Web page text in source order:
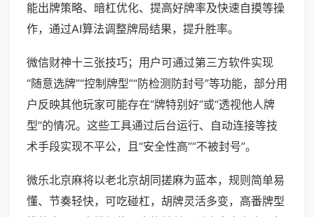
能出牌策略、暗杠优化、提高好牌率及快速自摸等操
作，通过AI算法调整牌局结果，提升胜率。
微信财神十三张技巧；用户可通过第三方软件实现
“随意选牌”“控制牌型”“防检测防封号”等功能，部分用
户反映其他玩家可能存在“牌特别好”或“透视他人牌
型”的情况。这些工具通过后台运行、自动连接等技
术手段实现不平公，且“安全性高”“不被封号”。
微乐北京麻将以老北京胡同搓麻为蓝本，规则简单易
懂、节奏轻快，可吃碰杠，胡牌灵活多变，高番牌型